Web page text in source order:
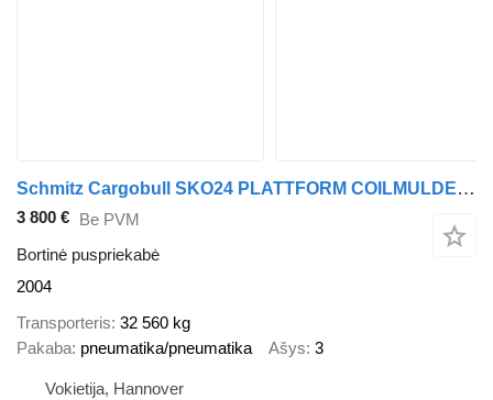
Schmitz Cargobull SKO24 PLATTFORM COILMULDE LIFTACHSE SAF
3 800 € Be PVM
Bortinė puspriekabė
2004
Transporteris 32 560 kg
Pakaba pneumatika/pneumatika Ašys 3
Vokietija, Hannover